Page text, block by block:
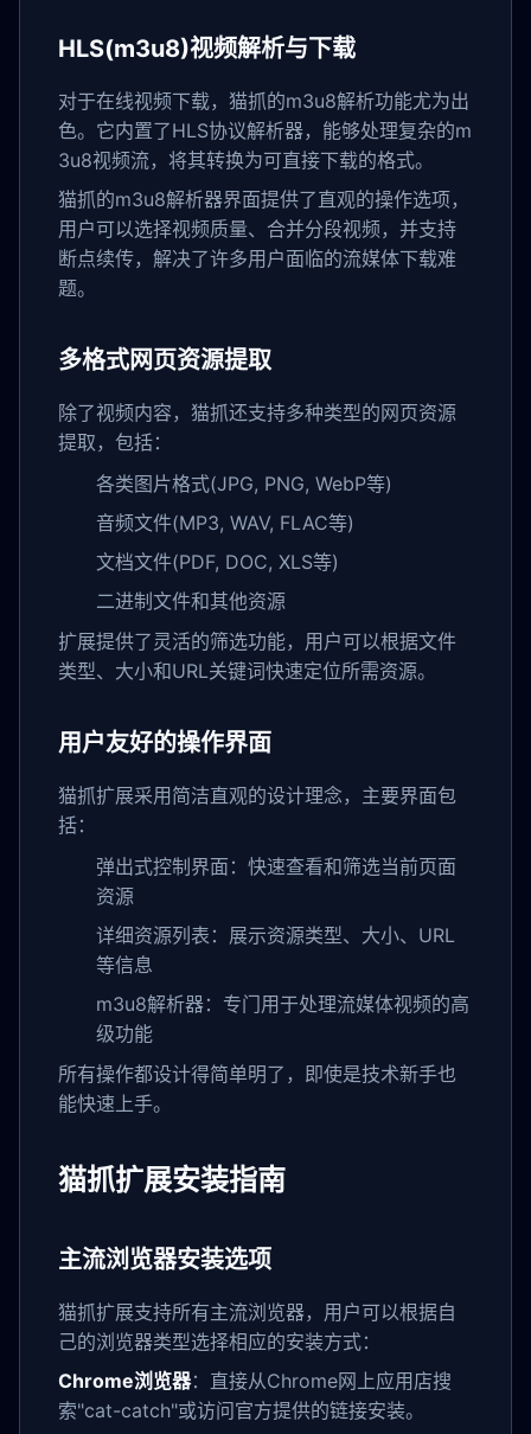
HLS(m3u8)视频解析与下载
对于在线视频下载，猫抓的m3u8解析功能尤为出
色。它内置了HLS协议解析器，能够处理复杂的m
3u8视频流，将其转换为可直接下载的格式。
猫抓的m3u8解析器界面提供了直观的操作选项，
用户可以选择视频质量、合并分段视频，并支持
断点续传，解决了许多用户面临的流媒体下载难
题。
多格式网页资源提取
除了视频内容，猫抓还支持多种类型的网页资源
提取，包括：
各类图片格式(JPG, PNG, WebP等)
音频文件(MP3, WAV, FLAC等)
文档文件(PDF, DOC, XLS等)
二进制文件和其他资源
扩展提供了灵活的筛选功能，用户可以根据文件
类型、大小和URL关键词快速定位所需资源。
用户友好的操作界面
猫抓扩展采用简洁直观的设计理念，主要界面包
括：
弹出式控制界面：快速查看和筛选当前页面
资源
详细资源列表：展示资源类型、大小、URL
等信息
m3u8解析器：专门用于处理流媒体视频的高
级功能
所有操作都设计得简单明了，即使是技术新手也
能快速上手。
猫抓扩展安装指南
主流浏览器安装选项
猫抓扩展支持所有主流浏览器，用户可以根据自
己的浏览器类型选择相应的安装方式：
Chrome浏览器：直接从Chrome网上应用店搜
索"cat-catch"或访问官方提供的链接安装。